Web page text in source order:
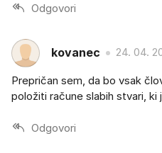
Odgovori
kovanec 24. 04.
Prepričan sem, da bo vsak
položiti račune slabih stvari, ki
Odgovori